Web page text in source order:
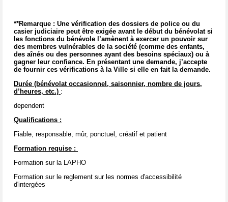
**Remarque : Une vérification des dossiers de police ou du
casier judiciaire peut être exigée avant le début du bénévolat si
les fonctions du bénévole l’amènent à exercer un pouvoir sur
des membres vulnérables de la société (comme des enfants,
des aînés ou des personnes ayant des besoins spéciaux) ou à
gagner leur confiance. En présentant une demande, j’accepte
de fournir ces vérifications à la Ville si elle en fait la demande.
Durée (bénévolat occasionnel, saisonnier, nombre de jours,
d’heures, etc.) :
dependent
Qualifications :
Fiable, responsable, mûr, ponctuel, créatif et patient
Formation requise :
Formation sur la LAPHO
Formation sur le reglement sur les normes d'accessibilité
d'intergées